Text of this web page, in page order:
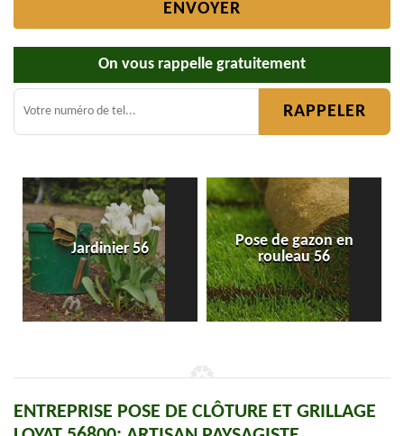
On vous rappelle gratuitement
Jardinier 56
Pose de gazon en
rouleau 56
ENTREPRISE POSE DE CLÔTURE ET GRILLAGE